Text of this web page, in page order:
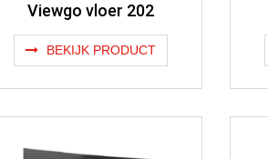
Viewgo vloer 202
BEKIJK PRODUCT